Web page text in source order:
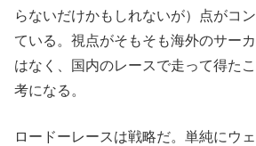
らないだけかもしれないが）点がコ
ている。視点がそもそも海外のサー
はなく、国内のレースで走って得た
考になる。
ロードーレースは戦略だ。単純にウ